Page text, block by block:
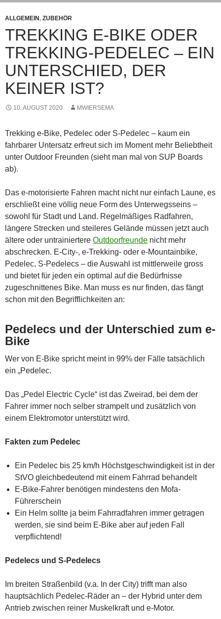
ALLGEMEIN , ZUBEHÖR
TREKKING E-BIKE ODER
TREKKING-PEDELEC – EIN
UNTERSCHIED, DER
KEINER IST?
10. AUGUST 2020 MWIERSEMA
Trekking e-Bike, Pedelec oder S-Pedelec – kaum ein
fahrbarer Untersatz erfreut sich im Moment mehr Beliebtheit
unter Outdoor Freunden (sieht man mal von SUP Boards
ab).
Das e-motorisierte Fahren macht nicht nur einfach Laune, es
erschließt eine völlig neue Form des Unterwegsseins –
sowohl für Stadt und Land. Regelmäßiges Radfahren,
längere Strecken und steileres Gelände müssen jetzt auch
ältere oder untrainiertere Outdoorfreunde nicht mehr
abschrecken. E-City-, e-Trekking- oder e-Mountainbike,
Pedelec, S-Pedelecs – die Auswahl ist mittlerweile gross
und bietet für jeden ein optimal auf die Bedürfnisse
zugeschnittenes Bike. Man muss es nur finden, das fängt
schon mit den Begrifflichkeiten an:
Pedelecs und der Unterschied zum e-
Bike
Wer von E-Bike spricht meint in 99% der Fälle tatsächlich
ein „Pedelec.
Das „Pedel Electric Cycle“ ist das Zweirad, bei dem der
Fahrer immer noch selber strampelt und zusätzlich von
einem Elektromotor unterstützt wird.
Fakten zum Pedelec
Ein Pedelec bis 25 km/h Höchstgeschwindigkeit ist in der
StVO gleichbedeutend mit einem Fahrrad behandelt
E-Bike-Fahrer benötigen mindestens den Mofa-
Führerschein
Ein Helm sollte ja beim Fahrradfahren immer getragen
werden, sie sind beim E-Bike aber auf jeden Fall
verpflichtend!
Pedelecs und S-Pedelecs
Im breiten Straßenbild (v.a. In der City) trifft man also
hauptsächlich Pedelec-Räder an – der Hybrid unter dem
Antrieb zwischen reiner Muskelkraft und e-Motor.